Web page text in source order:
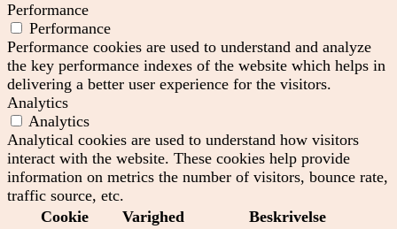
Performance
Performance
Performance cookies are used to understand and analyze
the key performance indexes of the website which helps in
delivering a better user experience for the visitors.
Analytics
Analytics
Analytical cookies are used to understand how visitors
interact with the website. These cookies help provide
information on metrics the number of visitors, bounce rate,
traffic source, etc.
Cookie
Varighed Beskrivelse